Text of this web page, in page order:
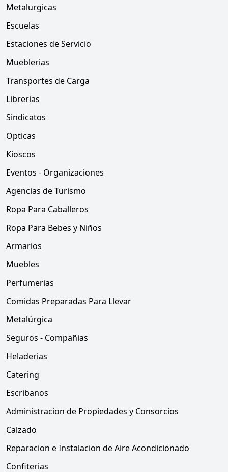
Metalurgicas
Escuelas
Estaciones de Servicio
Mueblerias
Transportes de Carga
Librerias
Sindicatos
Opticas
Kioscos
Eventos - Organizaciones
Agencias de Turismo
Ropa Para Caballeros
Ropa Para Bebes y Niños
Armarios
Muebles
Perfumerias
Comidas Preparadas Para Llevar
Metalúrgica
Seguros - Compañias
Heladerias
Catering
Escribanos
Administracion de Propiedades y Consorcios
Calzado
Reparacion e Instalacion de Aire Acondicionado
Confiterias